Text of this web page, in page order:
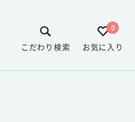
0
お気に入り
こだわり検索